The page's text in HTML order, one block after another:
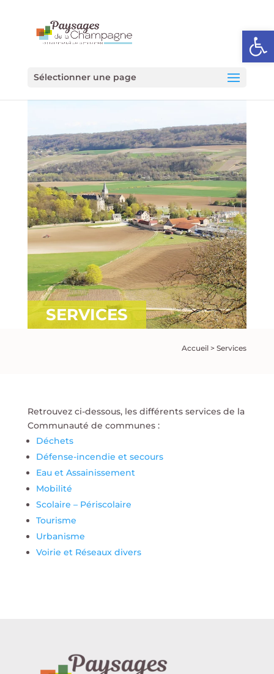
Ouvrir
Sélectionner une page
SERVICES
Accueil >Services
Retrouvez ci-dessous, les différents services de la
Communauté de communes :
Déchets
Défense-incendie et secours
Eau et Assainissement
Mobilité
Scolaire – Périscolaire
Tourisme
Urbanisme
Voirie et Réseaux divers